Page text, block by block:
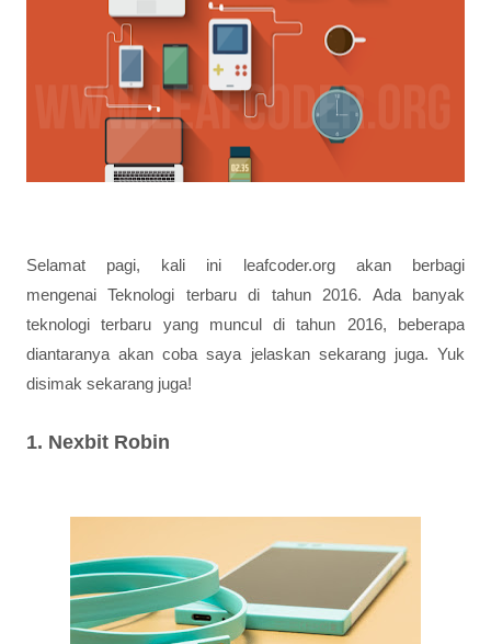
Selamat pagi, kali ini leafcoder.org akan berbagi
mengenai Teknologi terbaru di tahun 2016. Ada banyak
teknologi terbaru yang muncul di tahun 2016, beberapa
diantaranya akan coba saya jelaskan sekarang juga. Yuk
disimak sekarang juga!
1. Nexbit Robin